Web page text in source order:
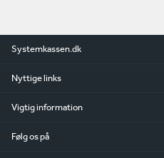
Systemkassen.dk
Nyttige links
Vigtig information
Følg os på